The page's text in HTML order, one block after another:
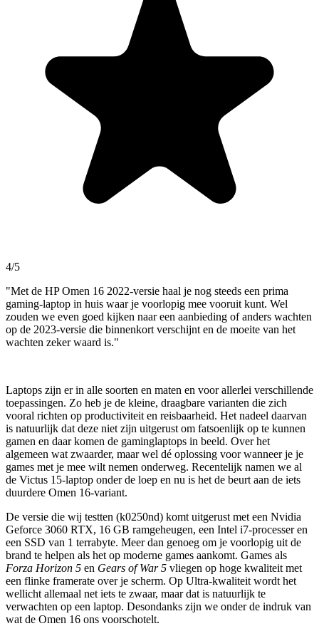
4/5
"Met de HP Omen 16 2022-versie haal je nog steeds een prima
gaming-laptop in huis waar je voorlopig mee vooruit kunt. Wel
zouden we even goed kijken naar een aanbieding of anders wachten
op de 2023-versie die binnenkort verschijnt en de moeite van het
wachten zeker waard is."
Laptops zijn er in alle soorten en maten en voor allerlei verschillende
toepassingen. Zo heb je de kleine, draagbare varianten die zich
vooral richten op productiviteit en reisbaarheid. Het nadeel daarvan
is natuurlijk dat deze niet zijn uitgerust om fatsoenlijk op te kunnen
gamen en daar komen de gaminglaptops in beeld. Over het
algemeen wat zwaarder, maar wel dé oplossing voor wanneer je je
games met je mee wilt nemen onderweg. Recentelijk namen we al
de Victus 15-laptop onder de loep en nu is het de beurt aan de iets
duurdere Omen 16-variant.
De versie die wij testten (k0250nd) komt uitgerust met een Nvidia
Geforce 3060 RTX, 16 GB ramgeheugen, een Intel i7-processer en
een SSD van 1 terrabyte. Meer dan genoeg om je voorlopig uit de
brand te helpen als het op moderne games aankomt. Games als
Forza Horizon 5 en Gears of War 5 vliegen op hoge kwaliteit met
een flinke framerate over je scherm. Op Ultra-kwaliteit wordt het
wellicht allemaal net iets te zwaar, maar dat is natuurlijk te
verwachten op een laptop. Desondanks zijn we onder de indruk van
wat de Omen 16 ons voorschotelt.